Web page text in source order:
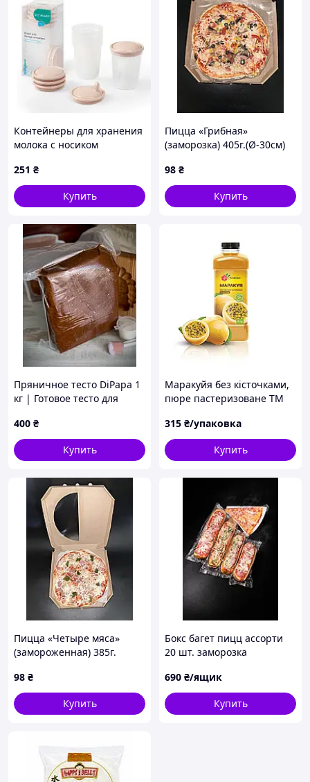
Контейнеры для хранения
молока с носиком
"Babyono"
251 ₴
Купить
Пицца «Грибная»
(заморозка) 405г.(Ø-30см)
98 ₴
Купить
Пряничное тесто DiPapa 1
кг | Готовое тесто для
пряников с начинкой и без
400 ₴
Купить
Маракуйя без кісточками,
пюре пастеризоване ТМ
315 ₴/упаковка
Купить
Пицца «Четыре мяса»
(замороженная) 385г.
98 ₴
Купить
Бокс багет пицц ассорти
20 шт. заморозка
690 ₴/ящик
Купить